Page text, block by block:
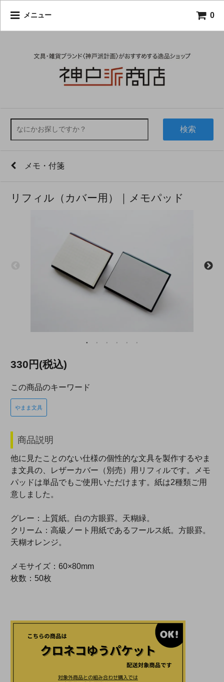
メニュー 0
検索
メモ・付箋
リフィル（カバー用）｜メモパッド
330円(税込)
この商品のキーワード
やまま文具
商品説明
他に見たことのない仕様の個性的な文具を製作するやま
ま文具の、レザーカバー（別売）用リフィルです。メモ
パッドは単品でもご使用いただけます。紙は2種類ご用
意しました。
グレー：上質紙。白の方眼罫。天糊緑。
クリーム：高級ノート用紙であるフールス紙。方眼罫。
天糊オレンジ。
メモサイズ：60×80mm
枚数：50枚